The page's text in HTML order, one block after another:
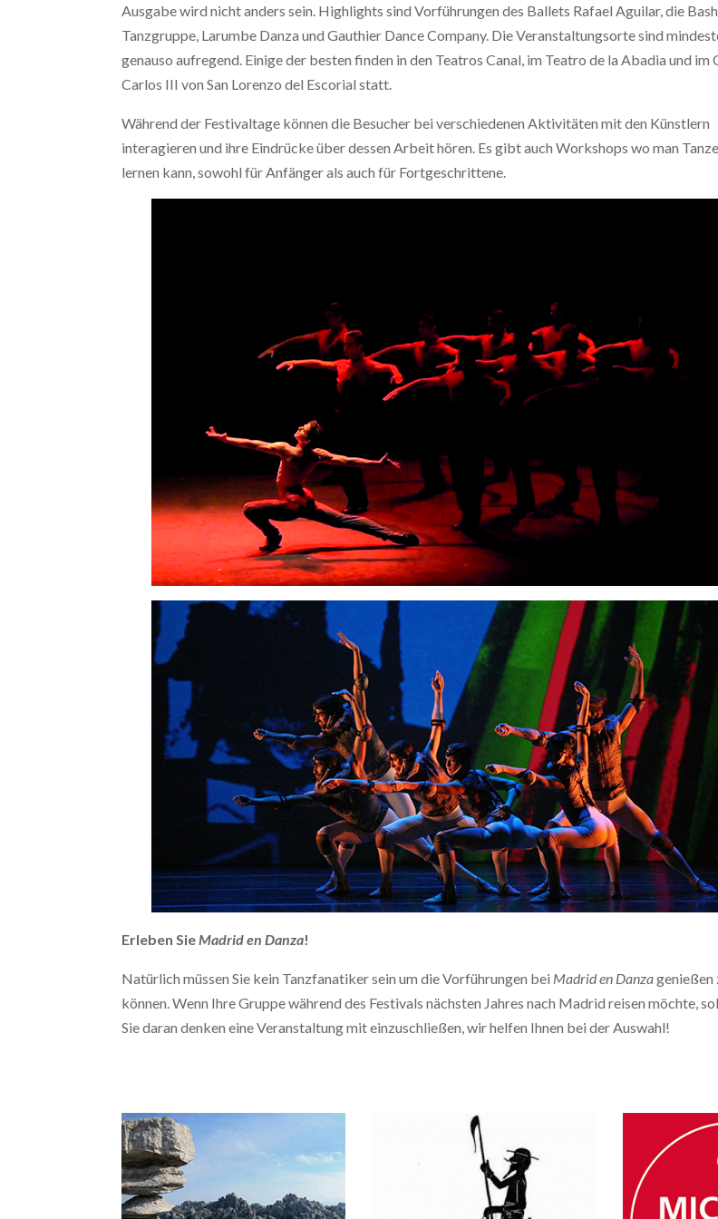
Ausgabe wird nicht anders sein. Highlights sind Vorführungen des Ballets Rafael Aguilar, die
Tanzgruppe, Larumbe Danza und Gauthier Dance Company. Die Veranstaltungsorte sind
genauso aufregend. Einige der besten finden in den Teatros Canal, im Teatro de la Abadia und im
Carlos III von San Lorenzo del Escorial statt.
Während der Festivaltage können die Besucher bei verschiedenen Aktivitäten mit den Künstlern
interagieren und ihre Eindrücke über dessen Arbeit hören. Es gibt auch Workshops wo man
lernen kann, sowohl für Anfänger als auch für Fortgeschrittene.
Erleben SieMadrid en Danza!
Natürlich müssen Sie kein Tanzfanatiker sein um die Vorführungen bei Madrid en Danzagenießen
können. Wenn Ihre Gruppe während des Festivals nächsten Jahres nach Madrid reisen möchte,
Sie daran denken eine Veranstaltung mit einzuschließen, wir helfen Ihnen bei der Auswahl!